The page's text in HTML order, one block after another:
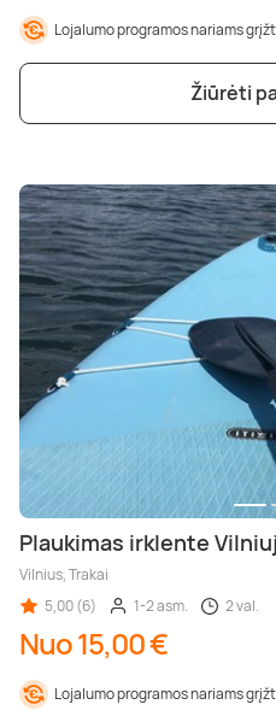
Lojalumo programos nariams
Žiūrėti
Plaukimas irklente
Vilnius, Trakai
5,00 (6)
1-2 asm. 2 val.
Nuo 15,00 €
Lojalumo programos nariams